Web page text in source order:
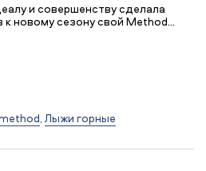
и совершенству сделала
новому сезону свой Method...
,Лыжи горные